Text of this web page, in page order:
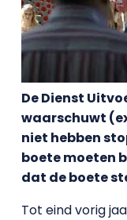
De Dienst
waarschuwt
niet hebben
boete moeten
dat de boete
Tot eind vorig